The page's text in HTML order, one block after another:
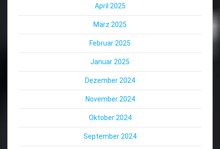
April 2025
März 2025
Februar 2025
Januar 2025
Dezember 2024
November 2024
Oktober 2024
September 2024